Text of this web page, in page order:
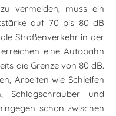
vermeiden, muss ein
auf 70 bis 80 dB
Straßenverkehr in der
eine Autobahn
die Grenze von 80 dB.
Arbeiten wie Schleifen
Schlagschrauber und
schon zwischen